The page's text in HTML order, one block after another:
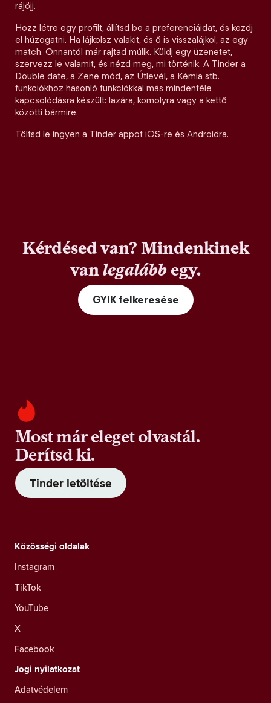
rájöjj.
Hozz létre egy profilt, állítsd be a preferenciáidat, és kezdj
el húzogatni. Ha lájkolsz valakit, és ő is visszalájkol, az egy
match. Onnantól már rajtad múlik. Küldj egy üzenetet,
szervezz le valamit, és nézd meg, mi történik. A Tinder a
Double date, a Zene mód, az Útlevél, a Kémia stb.
funkciókhoz hasonló funkciókkal más mindenféle
kapcsolódásra készült: lazára, komolyra vagy a kettő
közötti bármire.
Töltsd le ingyen a Tinder appot iOS-re és Androidra.
Kérdésed van? Mindenkinek
vanlegalábbegy.
GYIK felkeresése
Most már eleget olvastál.
Derítsd ki.
Tinder letöltése
Közösségi oldalak
Instagram
TikTok
YouTube
X
Facebook
Jogi nyilatkozat
Adatvédelem